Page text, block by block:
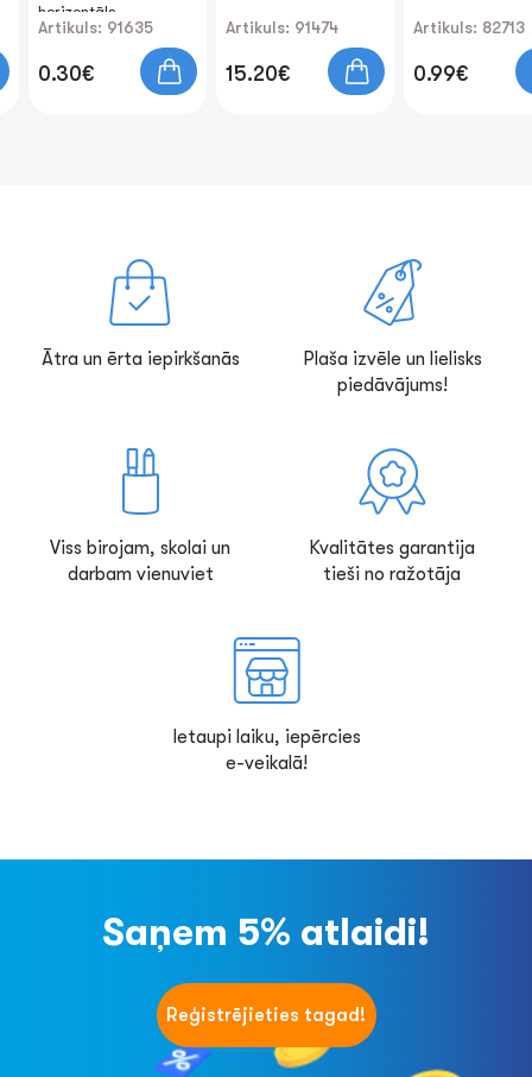
horizontāls
Artikuls: 91635
0.30€
Artikuls: 91474
15.20€
Artikuls: 82713
0.99€
Ātra un ērta iepirkšanās
Plaša izvēle un lielisks
piedāvājums!
Viss birojam, skolai un
darbam vienuviet
Kvalitātes garantija
tieši no ražotāja
Ietaupi laiku, iepērcies
e-veikalā!
Saņem 5% atlaidi!
Reģistrējieties tagad!